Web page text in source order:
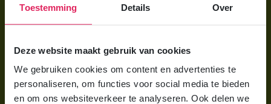
Toestemming Details Over
Deze website maakt gebruik van cookies
We gebruiken cookies om content en advertenties te
personaliseren, om functies voor social media te bieden
en om ons websiteverkeer te analyseren. Ook delen we
Brochure aanvragen
Voor ouders
Wat is gastouderopvang?